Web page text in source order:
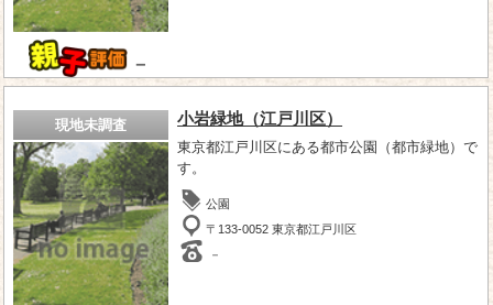
－
現地未調査 小岩緑地（江戸川区）
東京都江戸川区にある都市公園（都市緑地）で
す。
公園
〒133-0052 東京都江戸川区
－